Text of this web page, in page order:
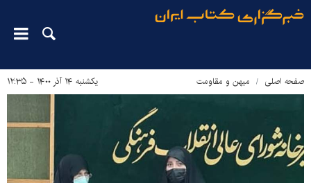
صفحه اصلی میهن و مقاومت یکشنبه ۱۴ آذر ۱۴۰۰ - ۱۲:۳۵